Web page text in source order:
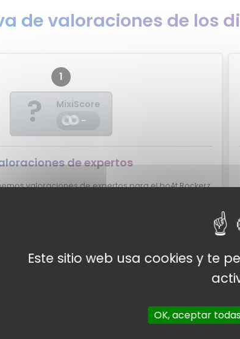
de valoraciones de los
1
?
MixiScore
-
de expertos
valoraciones de expertos para el boAt Rockerz
que tu review del boAt Rockerz 375 aparezca
más, y ponte en
valoraciones de usuarios para el boAt Rockerz
Este sitio web usa cookies y te
OK, aceptar todas